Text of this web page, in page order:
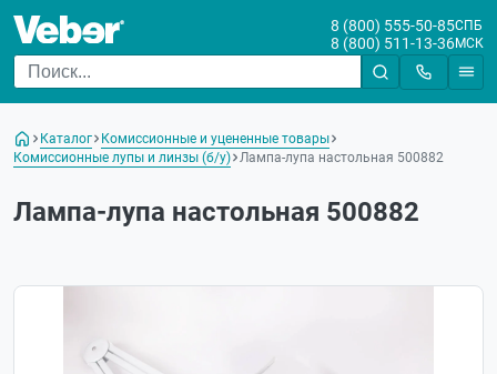
8 (800) 555-50-85СПБ
8 (800) 511-13-36МСК
Каталог
Комиссионные и уцененные товары
Комиссионные лупы и линзы (б/у) Лампа-лупа настольная 500882
Лампа-лупа настольная 500882